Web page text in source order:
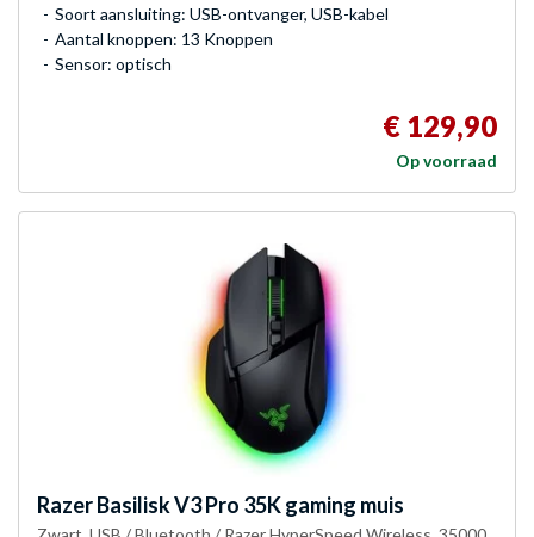
Soort aansluiting: USB-ontvanger, USB-kabel
Aantal knoppen: 13 Knoppen
Sensor: optisch
€ 129,90
Op voorraad
RazerBasilisk V3 Pro 35K gaming muis